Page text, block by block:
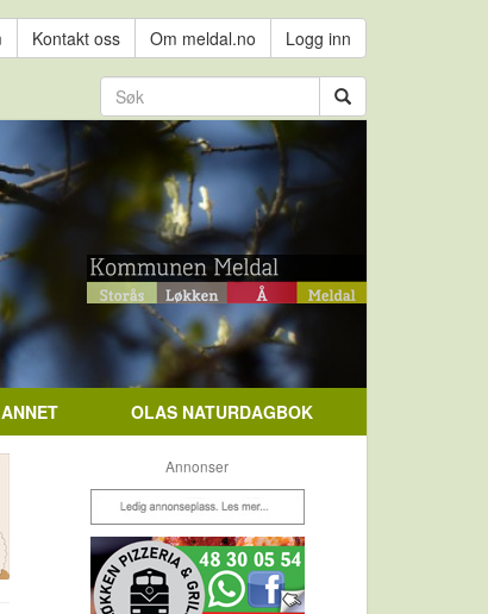
Kontakt oss Om meldal.no Logg inn
ANNET OLAS NATURDAGBOK
Annonser